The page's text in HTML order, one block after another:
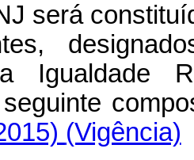
será
Igualdade
(Vigência)